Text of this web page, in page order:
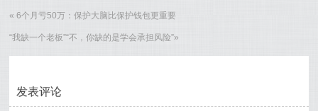
«6个月亏50万：保护大脑比保护钱包更重要
“我缺一个老板”“不，你缺的是学会承担风险”»
发表评论